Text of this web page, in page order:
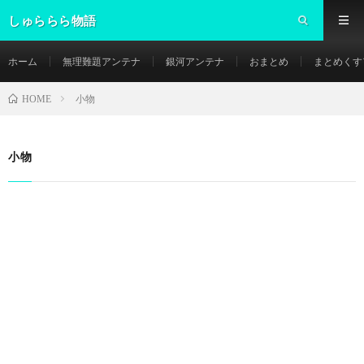
しゅららら物語
ホーム 無理難題アンテナ 銀河アンテナ おまとめ まとめく
HOME 小物
小物